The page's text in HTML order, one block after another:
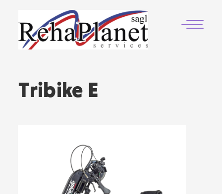
Tribike E